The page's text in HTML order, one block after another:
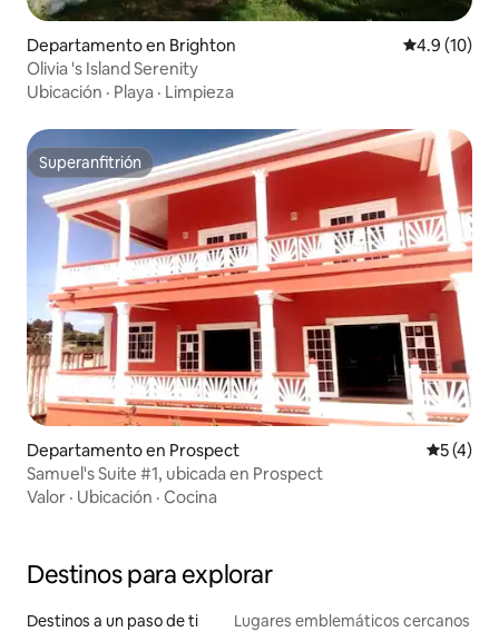
Departamento en Brighton Calificación
4.9 (10)
Olivia 's Island Serenity
Ubicación · Playa · Limpieza
Superanfitrión
Superanfitrión
Departamento en Prospect
5 (4)
Samuel's Suite #1, ubicada en Prospect
Valor · Ubicación · Cocina
Destinos para explorar
Destinos a un paso de ti Lugares emblemáticos cercanos